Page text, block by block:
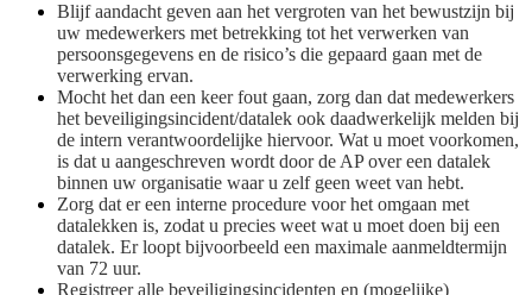
Blijf aandacht geven aan het vergroten van het bewustzijn bij
uw medewerkers met betrekking tot het verwerken van
persoonsgegevens en de risico’s die gepaard gaan met de
verwerking ervan.
Mocht het dan een keer fout gaan, zorg dan dat medewerkers
het beveiligingsincident/datalek ook daadwerkelijk melden bij
de intern verantwoordelijke hiervoor. Wat u moet voorkomen,
is dat u aangeschreven wordt door de AP over een datalek
binnen uw organisatie waar u zelf geen weet van hebt.
Zorg dat er een interne procedure voor het omgaan met
datalekken is, zodat u precies weet wat u moet doen bij een
datalek. Er loopt bijvoorbeeld een maximale aanmeldtermijn
van 72 uur.
Registreer alle beveiligingsincidenten en (mogelijke)